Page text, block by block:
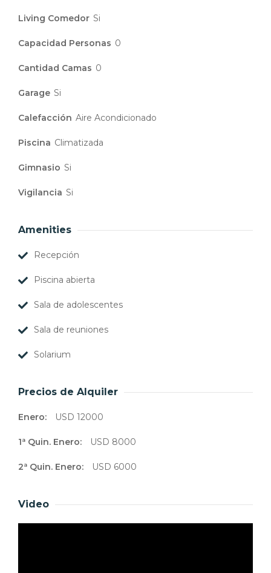
Living Comedor Si
Capacidad Personas 0
Cantidad Camas 0
Garage Si
Calefacción Aire Acondicionado
Piscina Climatizada
Gimnasio Si
Vigilancia Si
Amenities
Recepción
Piscina abierta
Sala de adolescentes
Sala de reuniones
Solarium
Precios de Alquiler
Enero: USD 12000
1ª Quin. Enero: USD 8000
2ª Quin. Enero: USD 6000
Video